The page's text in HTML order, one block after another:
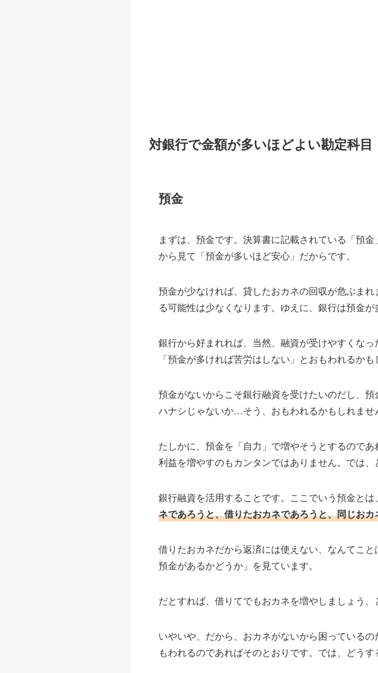
対銀行で金額が多いほどよい勘定科目
預金
まずは、預金です。決算書に記載されている「預
から見て「預金が多いほど安心」だからです。
預金が少なければ、貸したおカネの回収が危ぶま
る可能性は少なくなります。ゆえに、銀行は預金が
銀行から好まれれば、当然、融資が受けやすくな
「預金が多ければ苦労はしない」とおもわれるかも
預金がないからこそ銀行融資を受けたいのだし、
ハナシじゃないか…そう、おもわれるかもしれませ
たしかに、預金を「自力」で増やそうとするので
利益を増やすのもカンタンではありません。では、
銀行融資を活用することです。ここでいう預金とは
ネであろうと、借りたおカネであろうと、同じおカ
借りたおカネだから返済には使えない、なんてこ
預金があるかどうか」を見ています。
だとすれば、借りてでもおカネを増やしましょう、
いやいや、だから、おカネがないから困っている
もわれるのであればそのとおりです。では、どうす